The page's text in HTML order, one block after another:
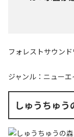
フォレストサウンド
ジャンル： ニューエ
しゅうちゅう